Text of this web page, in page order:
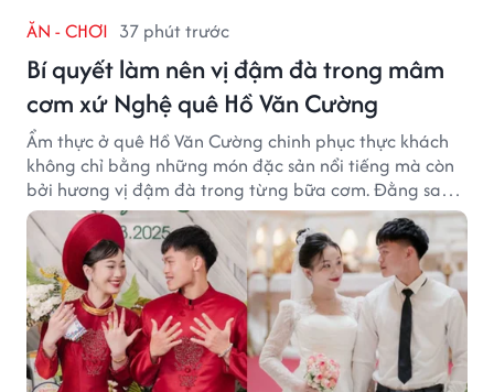
ĂN - CHƠI 37 phút trước
Bí quyết làm nên vị đậm đà trong mâm
cơm xứ Nghệ quê Hồ Văn Cường
Ẩm thực ở quê Hồ Văn Cường chinh phục thực khách
không chỉ bằng những món đặc sản nổi tiếng mà còn
bởi hương vị đậm đà trong từng bữa cơm. Đằng sau
nét giản dị ấy là những bí quyết được người dân gìn
giữ qua nhiều thế hệ.